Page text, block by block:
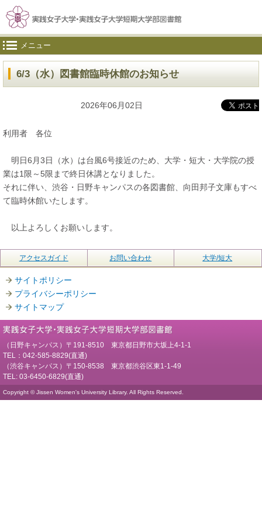
メニュー
6/3（水）図書館臨時休館のお知らせ
2026年06月02日
利用者 各位
明日6月3日（水）は台風6号接近のため、大学・短大・大学院の授
業は1限～5限まで終日休講となりました。
それに伴い、渋谷・日野キャンパスの各図書館、向田邦子文庫もすべ
て臨時休館いたします。
以上よろしくお願いします。
アクセスガイド お問い合わせ 大学/短大
サイトポリシー
プライバシーポリシー
サイトマップ
（日野キャンパス）〒191-8510 東京都日野市大坂上4-1-1
TEL：042-585-8829(直通)
（渋谷キャンパス）〒150-8538 東京都渋谷区東1-1-49
TEL: 03-6450-6829(直通)
Copyright © Jissen Women's University Library. All Rights Reserved.